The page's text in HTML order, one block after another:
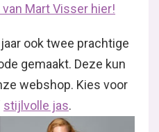
Mart Visser hier!
ook twee prachtige
gemaakt. Deze kun
webshop. Kies voor
stijlvolle jas.